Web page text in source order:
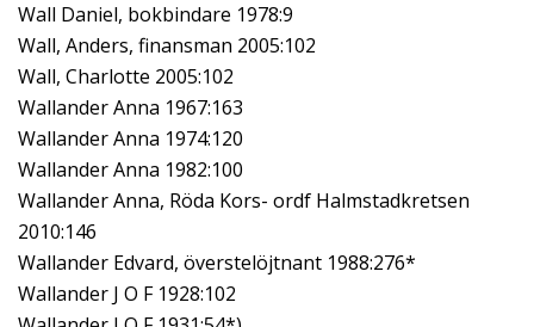
Wall Daniel, bokbindare 1978:9
Wall, Anders, finansman 2005:102
Wall, Charlotte 2005:102
Wallander Anna 1967:163
Wallander Anna 1974:120
Wallander Anna 1982:100
Wallander Anna, Röda Kors- ordf Halmstadkretsen
2010:146
Wallander Edvard, överstelöjtnant 1988:276*
Wallander J O F 1928:102